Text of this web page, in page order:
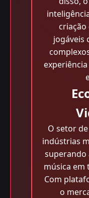
jogáveis
O setor
indústrias
superando
música em
Com
o